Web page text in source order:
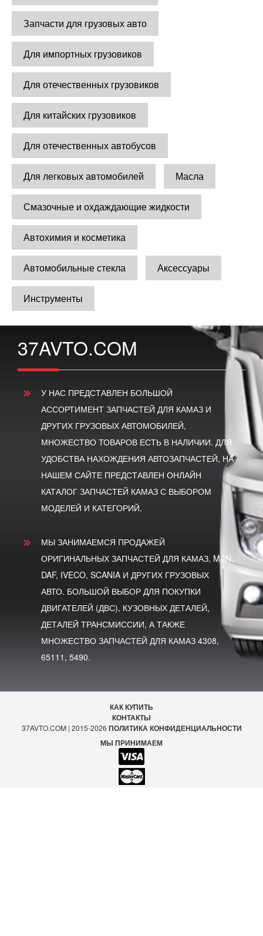
Запчасти для грузовых авто
Для импортных грузовиков
Для отечественных грузовиков
Для китайских грузовиков
Для отечественных автобусов
Для легковых автомобилей Масла
Смазочные и охдаждающие жидкости
Автохимия и косметика
Автомобильные стекла Аксессуары
Инструменты
37AVTO.COM
У НАС ПРЕДСТАВЛЕН БОЛЬШОЙ
АССОРТИМЕНТ ЗАПЧАСТЕЙ ДЛЯ КАМАЗ И
ДРУГИХ ГРУЗОВЫХ АВТОМОБИЛЕЙ,
МНОЖЕСТВО ТОВАРОВ ЕСТЬ В НАЛИЧИИ. ДЛЯ
УДОБСТВА НАХОЖДЕНИЯ АВТОЗАПЧАСТЕЙ, НА
НАШЕМ САЙТЕ ПРЕДСТАВЛЕН ОНЛАЙН
КАТАЛОГ ЗАПЧАСТЕЙ КАМАЗ С ВЫБОРОМ
МОДЕЛЕЙ И КАТЕГОРИЙ.
МЫ ЗАНИМАЕМСЯ ПРОДАЖЕЙ
ОРИГИНАЛЬНЫХ ЗАПЧАСТЕЙ ДЛЯ КАМАЗ, MAN,
DAF, IVECO, SCANIA И ДРУГИХ ГРУЗОВЫХ
АВТО. БОЛЬШОЙ ВЫБОР ДЛЯ ПОКУПКИ
ДВИГАТЕЛЕЙ (ДВС), КУЗОВНЫХ ДЕТАЛЕЙ,
ДЕТАЛЕЙ ТРАНСМИССИИ, А ТАКЖЕ
МНОЖЕСТВО ЗАПЧАСТЕЙ ДЛЯ КАМАЗ 4308,
65111, 5490.
КАК КУПИТЬ
КОНТАКТЫ
37AVTO.COM | 2015-2026 ПОЛИТИКА КОНФИДЕНЦИАЛЬНОСТИ
МЫ ПРИНИМАЕМ